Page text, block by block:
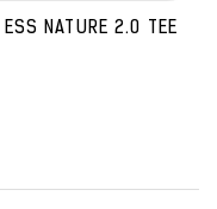
NATURE 2.0 TEE